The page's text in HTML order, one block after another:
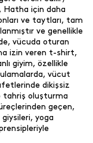
Hatha için daha
ve taytları, tam
ve genellikle
vücuda oturan
izin veren t-shirt,
giyim, özellikle
vücut
dikişsiz
tahriş oluşturma
geçen,
yoga